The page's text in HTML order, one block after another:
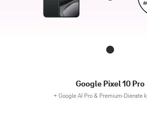
Google Pixel 10 Pro
+ Google AI Pro & Premium-Dienste